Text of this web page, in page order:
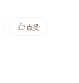
点赞